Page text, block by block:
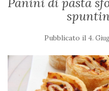
Pubblicato il 4.